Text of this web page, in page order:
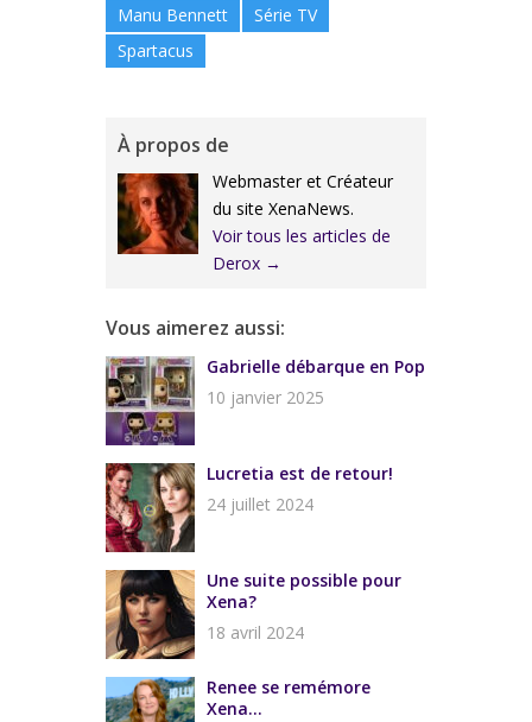
Manu Bennett
Série TV
Spartacus
À propos de
Webmaster et Créateur
du site XenaNews.
Voir tous les articles de
Derox →
Vous aimerez aussi:
Gabrielle débarque en Pop
10 janvier 2025
Lucretia est de retour!
24 juillet 2024
Une suite possible pour
Xena?
18 avril 2024
Renee se remémore
Xena…